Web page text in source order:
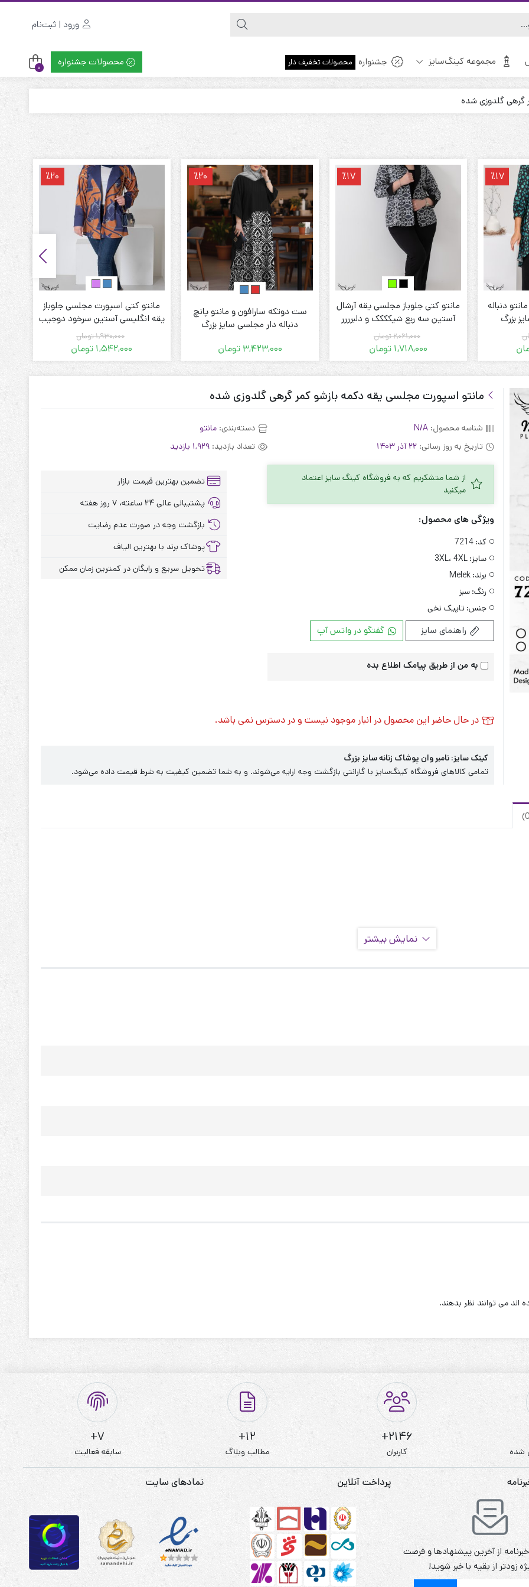
ورود | ثبت‌نام
مجموعه کینگ‌سایز جشنواره محصولات تخفیف دار محصولات جشنواره 0
گرهی گلدوزی شده
٪17
دنباله
بزرگ
٪17
مانتو کتی جلوباز مجلسی یقه آرشال
آستین سه ربع شیکککک و دلبرررر
زنانه سایز بزرگ
2,061,000تومان
قیمت
اصلی:
بود.
1,718,000 تومان
قیمت
فعلی:
٪20
ست دوتکه سارافون و مانتو پانچ
دنباله دار مجلسی سایز بزرگ
3,423,000 تومان
٪20
مانتو کتی اسپورت مجلسی جلوباز
یقه انگلیسی آستین سرخود دوجیب
زنانه سایز بزرگ
1,930,000تومان
قیمت
اصلی:
1,542,000 تومان
قیمت
فعلی:
مانتو اسپورت مجلسی یقه دکمه بازشو کمر گرهی گلدوزی شده
شناسه محصول: N/A دسته‌بندی:مانتو
تاریخ به روز رسانی: 22 آذر 1403 تعداد بازدید:1,929 بازدید
از شما متشکریم که به فروشگاه کینگ سایز اعتماد
میکنید
ویژگی های محصول:
کد: 7214
سایز: 3XL، 4XL
برند: Melek
رنگ: سبز
جنس: تاپیک نخی
راهنمای سایز گفتگو در واتس آپ
به من از طریق پیامک اطلاع بده
تضمین بهترین قیمت بازار
پشتیبانی عالی ۲۴ ساعته، ۷ روز هفته
بازگشت وجه در صورت عدم رضایت
پوشاک برند با بهترین الیاف
تحویل سریع و رایگان در کمترین زمان ممکن
در حال حاضر این محصول در انبار موجود نیست و در دسترس نمی باشد.
کینک سایز: نامبر وان پوشاک زنانه سایز بزرگ
تمامی کالاهای فروشگاه کینگ‌سایز با گارانتی بازگشت وجه ارایه می‌شوند. و به شما تضمین کیفیت به شرط قیمت داده می‌شود.
نمایش بیشتر
می توانند نظر بدهند.
شده
2146+
کاربران
12+
مطالب وبلاگ
7+
سابقه فعالیت
از آخرین پیشنهادها و فرصت
زودتر از بقیه با خبر شوید!
پرداخت آنلاین نمادهای سایت